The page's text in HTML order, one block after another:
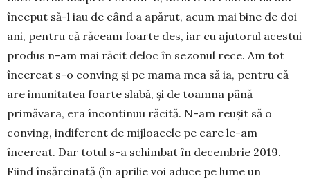
început să-l iau de când a apărut, acum mai bine de doi
ani, pentru că răceam foarte des, iar cu ajutorul acestui
produs n-am mai răcit deloc în sezonul rece. Am tot
încercat s-o conving și pe mama mea să ia, pentru că
are imunitatea foarte slabă, și de toamna până
primăvara, era încontinuu răcită. N-am reușit să o
conving, indi­ferent de mijloacele pe care le-am
încercat. Dar totul s-a schimbat în decembrie 2019.
Fiind însăr­cinată (în aprilie voi aduce pe lume un